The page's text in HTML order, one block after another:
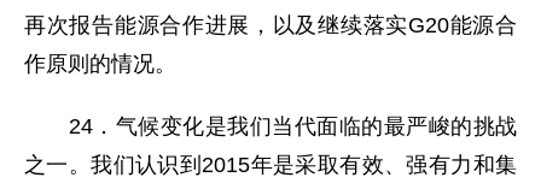
再次报告能源合作进展，以及继续落实G20能源合
作原则的情况。
24．气候变化是我们当代面临的最严峻的挑战
之一。我们认识到2015年是采取有效、强有力和集